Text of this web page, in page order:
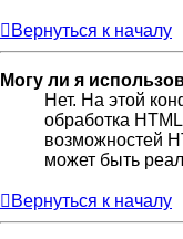
Вернуться к началу
Могу ли я
Нет. На этой
обработка
возможностей
может быть
Вернуться к началу